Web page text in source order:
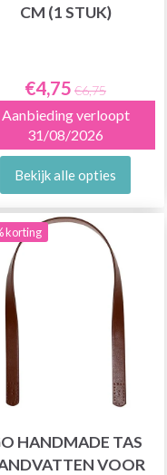
CM (1 STUK)
€4,75 €6,75
Aanbieding verloopt
31/08/2026
Bekijk alle opties
korting
HANDMADE TAS
VOOR